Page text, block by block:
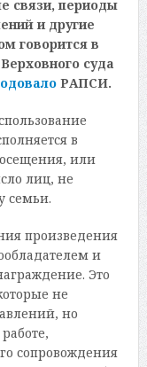
связи, периоды
и другие
говорится в
суда
РАПСИ.
в
или
лиц, не
семьи.
произведения
и
Это
не
но
сопровождения